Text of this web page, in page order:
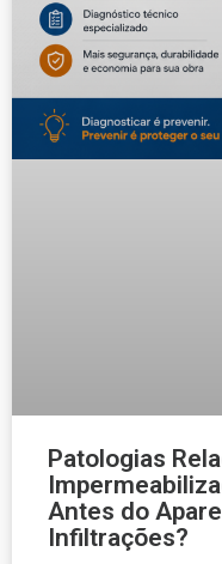
Patologias
Antes do
Infiltrações?